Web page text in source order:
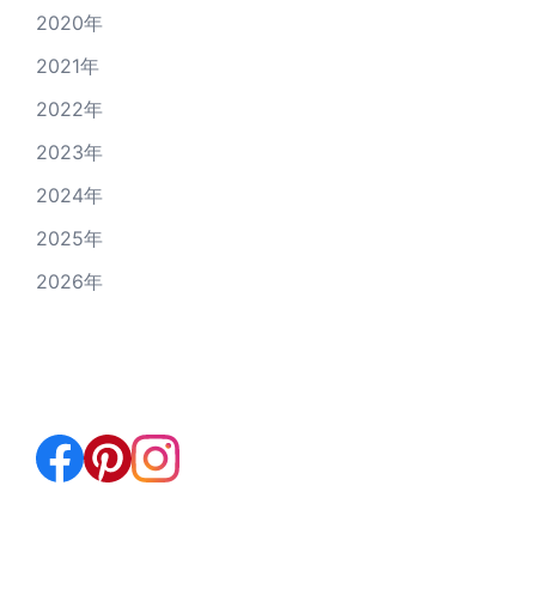
2020年
2021年
2022年
2023年
2024年
2025年
2026年